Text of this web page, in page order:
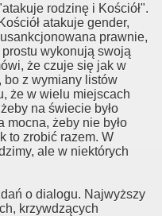
rodzinę i Kościół".
atakuje gender,
prawnie,
wykonują swoją
że czuje się jak w
bo z wymiany listów
że w wielu miejscach
na świecie było
mocna, żeby nie było
to zrobić razem. W
ale w niektórych
o dialogu. Najwyższy
krzywdzących